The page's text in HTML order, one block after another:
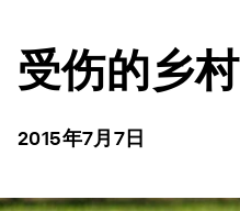
受伤的乡村
2015年7月7日